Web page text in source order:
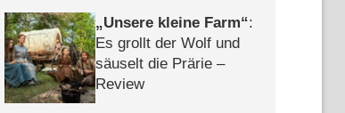
Unsere kleine Farm :
Es grollt der Wolf und
säuselt die Prärie –
Review